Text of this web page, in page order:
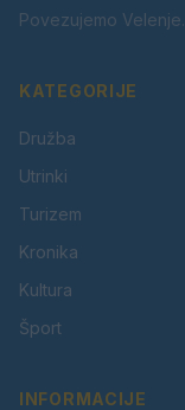
Povezujemo Velenje.
KATEGORIJE
Družba
Utrinki
Turizem
Kronika
Kultura
Šport
INFORMACIJE